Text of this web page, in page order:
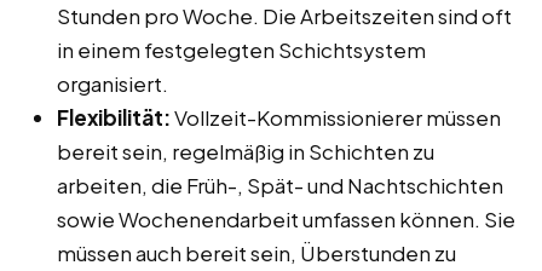
Stunden pro Woche. Die Arbeitszeiten sind oft
in einem festgelegten Schichtsystem
organisiert.
Flexibilität:Vollzeit-Kommissionierer müssen
bereit sein, regelmäßig in Schichten zu
arbeiten, die Früh-, Spät- und Nachtschichten
sowie Wochenendarbeit umfassen können. Sie
müssen auch bereit sein, Überstunden zu